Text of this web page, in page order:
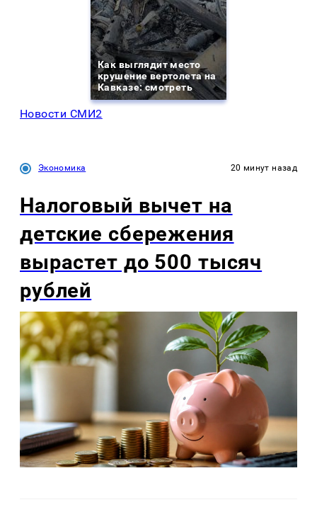
Как выглядит место
крушение вертолета на
Кавказе: смотреть
Новости СМИ2
Экономика 20 минут назад
Налоговый вычет на
детские сбережения
вырастет до 500 тысяч
рублей